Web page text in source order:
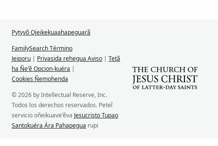
Pytyvõ Ojeikekuaahapeguarã
FamilySearch Término
Jeiporu | Privasida rehegua Aviso | Tetã
ha Ñe’ẽ Opcion-kuéra |
Cookies Ñemohenda
© 2026 by Intellectual Reserve, Inc.
Todos los derechos reservados. Peteĩ
servicio oñeikuave’ẽva Jesucristo Tupao
Santokuéra Ára Pahapegua rupi